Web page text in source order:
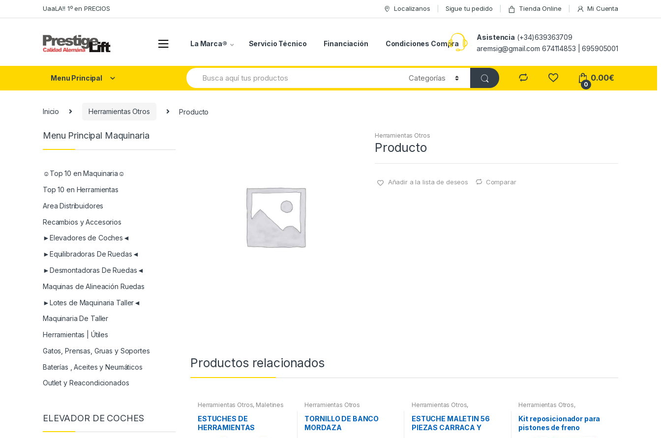
to
to
UaaLA!! 1º en PRECIOS Localizanos Sigue tu pedido Tienda Online Mi Cuenta
La Marca® Servicio Técnico Financiación Condiciones Compra
Asistencia (+34)639363709
aremsig@gmail.com 674114853 | 695905001
Menu Principal
Search
for:
0
0.00€
Inicio Herramientas Otros Producto
Herramientas Otros
Producto
Añadir a la lista de deseos Comparar
Productos relacionados
Herramientas Otros, Maletines
Compresímetros, otros
ESTUCHES DE
HERRAMIENTAS
Herramientas Otros
TORNILLO DE BANCO
MORDAZA
Herramientas Otros,
Herramientas De Mano,
Maletines Herramientas,
Extractores, Compresímetros,
ESTUCHE MALETIN 56
PIEZAS CARRACA Y
Herramientas Otros,
Refrigeración
Kit reposicionador para
pistones de freno
Menu Principal Maquinaria
☺Top 10 en Maquinaria☺
Top 10 en Herramientas
Area Distribuidores
Recambios y Accesorios
►Elevadores de Coches◄
►Equilibradoras De Ruedas◄
►Desmontadoras De Ruedas◄
Maquinas de Alineación Ruedas
►Lotes de Maquinaria Taller◄
Maquinaria De Taller
Herramientas | Útiles
Gatos, Prensas, Gruas y Soportes
Baterías , Aceites y Neumáticos
Outlet y Reacondicionados
ELEVADOR DE COCHES